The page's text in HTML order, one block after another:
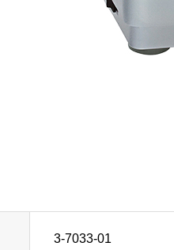
3-7033-01